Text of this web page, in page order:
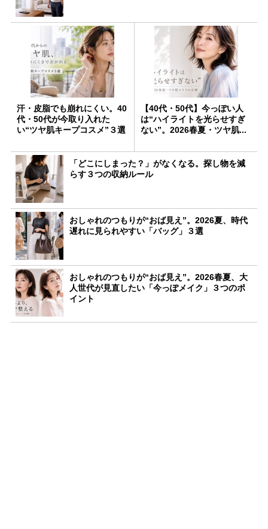
汗・皮脂でも崩れにくい。40
代・50代が今取り入れた
い“ツヤ肌キープコスメ”３選
【40代・50代】今っぽい人
は“ハイライトを光らせすぎ
ない”。2026春夏・ツヤ肌...
「どこにしまった？」がなくなる。探し物を減
らす３つの収納ルール
おしゃれのつもりが“おば見え”。2026夏、時代
遅れに見られやすい「バッグ」３選
おしゃれのつもりが“おば見え”。2026春夏、大
人世代が見直したい「今っぽメイク」３つのポ
イント